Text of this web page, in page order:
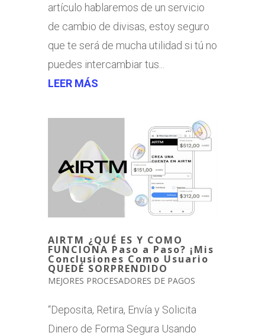
artículo hablaremos de un servicio
de cambio de divisas, estoy seguro
que te será de mucha utilidad si tú no
puedes intercambiar tus...
LEER MÁS
AIRTM ¿QUÉ ES Y COMO
FUNCIONA Paso a Paso? ¡Mis
Conclusiones Como Usuario
QUEDÉ SORPRENDIDO
MEJORES PROCESADORES DE PAGOS
“Deposita, Retira, Envía y Solicita
Dinero de Forma Segura Usando